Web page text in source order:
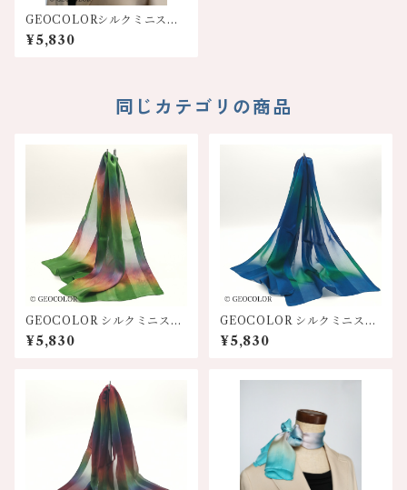
GEOCOLORシルクミニスカ
ーフ【イエロー系】
¥5,830
同じカテゴリの商品
GEOCOLOR シルクミニスカ
ーフ100S【グリーン系】
¥5,830
GEOCOLOR シルクミニスカ
ーフ100S【ブルー系】
¥5,830